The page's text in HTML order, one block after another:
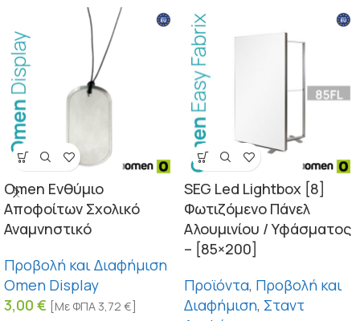
Omen Ενθύμιο
Αποφοίτων Σχολικό
Αναμνηστικό
Προβολή και Διαφήμιση
Omen Display
3,00 € [Με ΦΠΑ 3,72 €]
SEG Led Lightbox [8]
Φωτιζόμενο Πάνελ
Αλουμινίου / Υφάσματος
– [85×200]
Προϊόντα, Προβολή και
Διαφήμιση, Σταντ